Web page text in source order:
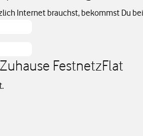
Internet brauchst, bekommst Du
FestnetzFlat